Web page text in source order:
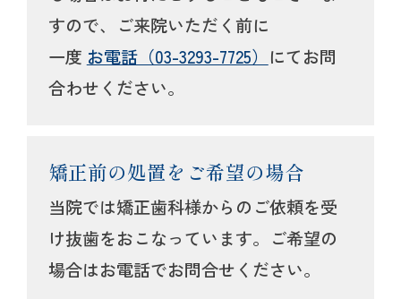
すので、ご来院いただく前に
一度 お電話（03-3293-7725） にてお問
合わせください。
矯正前の処置をご希望の場合
当院では矯正歯科様からのご依頼を受
け抜歯をおこなっています。ご希望の
場合はお電話でお問合せください。